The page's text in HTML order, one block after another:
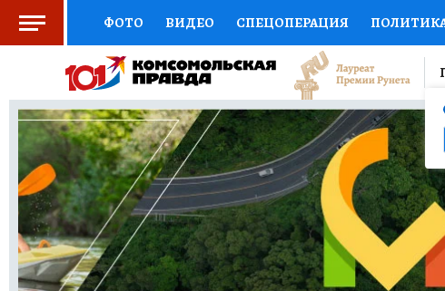
ФОТО ВИДЕО СПЕЦОПЕРАЦИЯ
СОЦПОДДЕРЖКА НАУКА СПОРТ
ВЫБОР ЭКСПЕРТОВ ДОКТОР ФИНАНСЫ
КНИЖНАЯ ПОЛКА ПРОГНОЗЫ НА СПОРТ
ПРЕСС-ЦЕНТР НЕДВИЖИМОСТЬ ТЕЛЕВИЗОР
РАДИО КП РЕКЛАМА ТЕСТЫ НОВОЕ НА